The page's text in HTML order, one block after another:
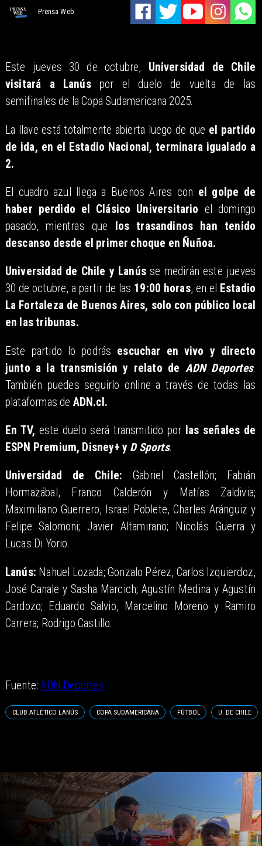
Prensa Web
Este jueves 30 de octubre, Universidad de Chile
visitará a Lanúspor el duelo de vuelta de las
semifinales de la Copa Sudamericana 2025.
La llave está totalmente abierta luego de que el partido
de ida, en el Estadio Nacional, terminara igualado a
2.
El cuadro azul llega a Buenos Aires con el golpe de
haber perdido el Clásico Universitario el domingo
pasado, mientras que
los trasandinos han tenido
descanso desde el primer choque en Ñuñoa.
Universidad de Chile y Lanússe medirán este jueves
30 de octubre, a partir de las 19:00 horas, en el Estadio
La Fortaleza de Buenos Aires, solo con público local
en las tribunas.
Este partido lo podrás escuchar en vivo y directo
junto a la transmisión y relato de ADN Deportes.
También puedes seguirlo online a través de todas las
plataformas de ADN.cl.
En TV, este duelo será transmitido por las señales de
ESPN Premium, Disney+ y D Sports.
Universidad de Chile: Gabriel Castellón; Fabián
Hormazábal, Franco Calderón y Matías Zaldivia;
Maximiliano Guerrero, Israel Poblete, Charles Aránguiz y
Felipe Salomoni; Javier Altamirano; Nicolás Guerra y
Lucas Di Yorio.
Lanús: Nahuel Lozada; Gonzalo Pérez, Carlos Izquierdoz,
José Canale y Sasha Marcich; Agustín Medina y Agustín
Cardozo; Eduardo Salvio, Marcelino Moreno y Ramiro
Carrera; Rodrigo Castillo.
Fuente:ADN Deportes
CLUB ATLÉTICO LANÚS COPA SUDAMERICANA FÚTBOL U. DE CHILE